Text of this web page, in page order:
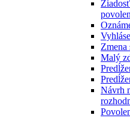
Zmena
Malý
Návrh